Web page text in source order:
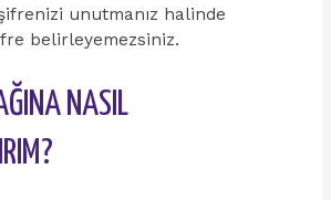
unutmanız halinde
belirleyemezsiniz.
NASIL